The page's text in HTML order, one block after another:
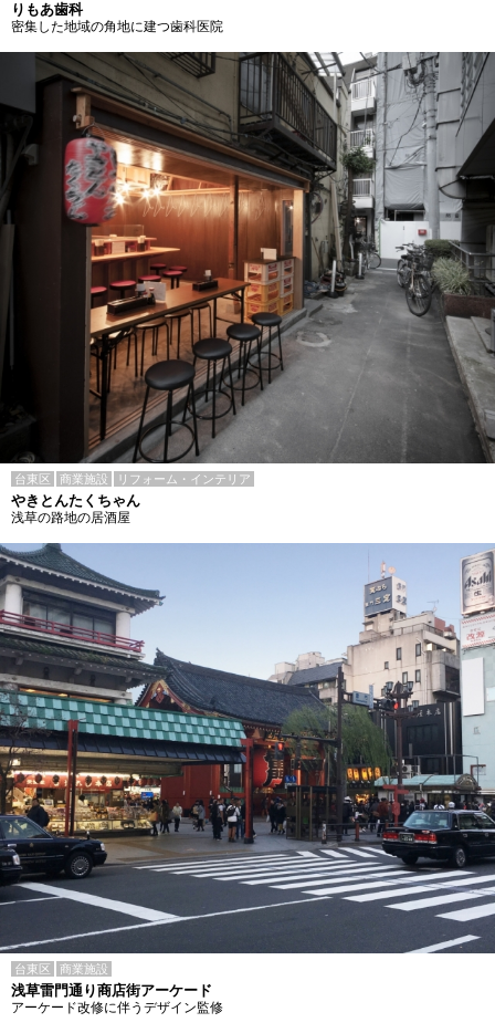
りもあ歯科
密集した地域の角地に建つ歯科医院
台東区 商業施設 リフォーム・インテリア
やきとんたくちゃん
浅草の路地の居酒屋
台東区 商業施設
浅草雷門通り商店街アーケード
アーケード改修に伴うデザイン監修